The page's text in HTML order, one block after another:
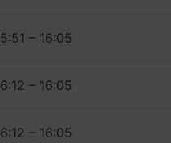
5:51 – 16:05
6:12 – 16:05
6:12 – 16:05